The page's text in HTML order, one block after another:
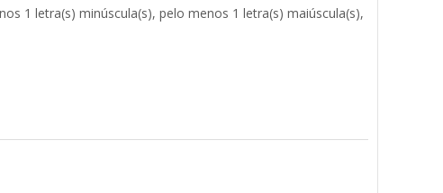
1 letra(s) minúscula(s), pelo menos 1 letra(s) maiúscula(s),